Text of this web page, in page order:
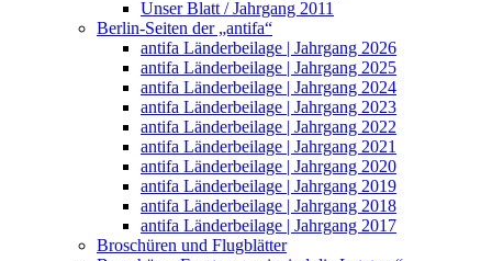
Unser Blatt / Jahrgang 2011
Berlin-Seiten der „antifa“
antifa Länderbeilage | Jahrgang 2026
antifa Länderbeilage | Jahrgang 2025
antifa Länderbeilage | Jahrgang 2024
antifa Länderbeilage | Jahrgang 2023
antifa Länderbeilage | Jahrgang 2022
antifa Länderbeilage | Jahrgang 2021
antifa Länderbeilage | Jahrgang 2020
antifa Länderbeilage | Jahrgang 2019
antifa Länderbeilage | Jahrgang 2018
antifa Länderbeilage | Jahrgang 2017
Broschüren und Flugblätter